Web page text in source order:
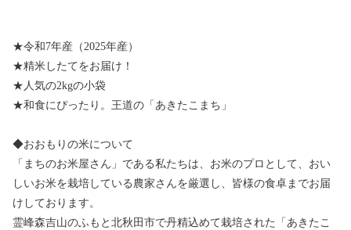
★令和7年産（2025年産）
★精米したてをお届け！
★人気の2kgの小袋
★和食にぴったり。王道の「あきたこまち」
◆おおもりの米について
「まちのお米屋さん」である私たちは、お米のプロとして、おい
しいお米を栽培している農家さんを厳選し、皆様の食卓までお届
けしております。
霊峰森吉山のふもと北秋田市で丹精込めて栽培された「あきたこ